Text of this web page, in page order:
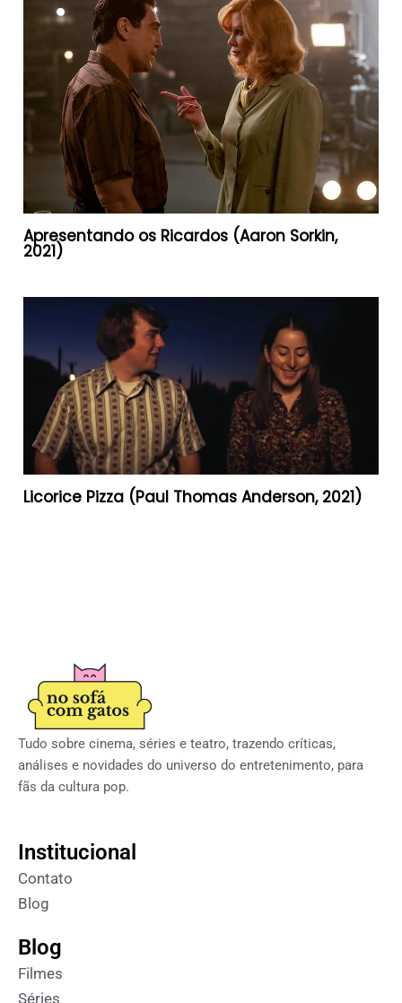
Apresentando os Ricardos (Aaron Sorkin,
2021)
Licorice Pizza (Paul Thomas Anderson, 2021)
Tudo sobre cinema, séries e teatro, trazendo críticas,
análises e novidades do universo do entretenimento, para
fãs da cultura pop.
Institucional
Contato
Blog
Blog
Filmes
Séries